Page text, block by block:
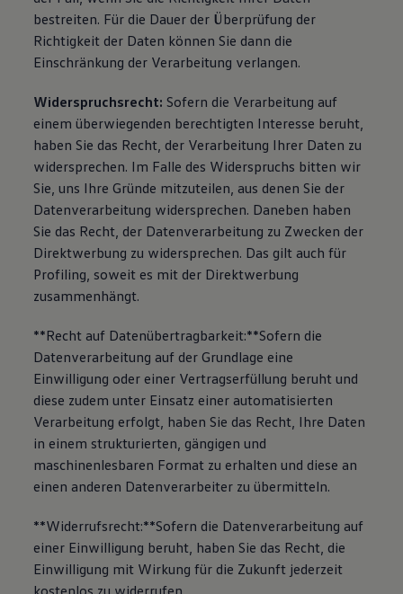
bestreiten. Für die Dauer der Überprüfung der
Richtigkeit der Daten können Sie dann die
Einschränkung der Verarbeitung verlangen.
Widerspruchsrecht: Sofern die Verarbeitung auf
einem überwiegenden berechtigten Interesse beruht,
haben Sie das Recht, der Verarbeitung Ihrer Daten zu
widersprechen. Im Falle des Widerspruchs bitten wir
Sie, uns Ihre Gründe mitzuteilen, aus denen Sie der
Datenverarbeitung widersprechen. Daneben haben
Sie das Recht, der Datenverarbeitung zu Zwecken der
Direktwerbung zu widersprechen. Das gilt auch für
Profiling, soweit es mit der Direktwerbung
zusammenhängt.
**Recht auf Datenübertragbarkeit:**Sofern die
Datenverarbeitung auf der Grundlage eine
Einwilligung oder einer Vertragserfüllung beruht und
diese zudem unter Einsatz einer automatisierten
Verarbeitung erfolgt, haben Sie das Recht, Ihre Daten
in einem strukturierten, gängigen und
maschinenlesbaren Format zu erhalten und diese an
einen anderen Datenverarbeiter zu übermitteln.
**Widerrufsrecht:**Sofern die Datenverarbeitung auf
einer Einwilligung beruht, haben Sie das Recht, die
Einwilligung mit Wirkung für die Zukunft jederzeit
kostenlos zu widerrufen.